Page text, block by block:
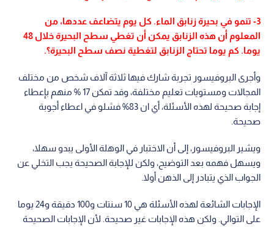
3- تنمو في بحيرة زنابق الماء. كل يوم يتضاعف عددها، من
المعلوم أن هذه الزنابق يمكن أن تغطي سطح البحيرة خلال 48
يوما. كم يوما تحتاج الزنابق لتغطية نصف سطح البحيرة؟.
وأجرى البروفيسور تجربة شارك فيها ثلاثة آلاف شخص من مختلف
المجالات ومستويات تعليم مختلفة، وقد تمكن 17 % منهم بإعطاء
إجابة صحيحة لهذه الأسئلة، أي ان 83% فشلو في اعطاء أجوبة
صحيحة.
ويشير البروفيسور، إلى أن الاختبار في الوهلة الأولى يبدو سهلا،
ويسهل فهمه بعد التوضيح، ولكن للإجابة الصحيحة يجب التخلي عن
الجواب الذي يتبادر إلى الذهن أولا.
الإجابات الشائعة لهذه الأسئلة هي 10 سنتات و100 دقيقة و24 يوما
على التوالي. ولكن هذه الإجابات غير صحيحة. لأن الإجابات الصحيحة